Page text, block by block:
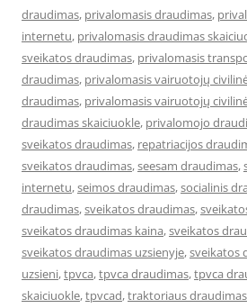
draudimas, privalomasis draudimas,
internetu, privalomasis draudimas
sveikatos draudimas, privalomasis
draudimas, privalomasis vairuotojų
draudimas, privalomasis vairuotojų
draudimas skaiciuokle, privalomojo
sveikatos draudimas, repatriacijos
sveikatos draudimas,seesam draudimas,
internetu,seimos draudimas,socialinis
draudimas,sveikatos draudimas,
sveikatos draudimas kaina,sveikatos
sveikatos draudimas uzsienyje,sveikatos
uzsieni,tpvca,tpvca draudimas,tpvca
skaiciuokle,tpvcad,traktoriaus draudimas